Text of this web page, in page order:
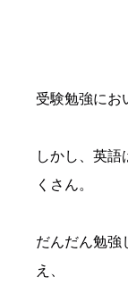
受験勉強にお
しかし、英語
くさん。
だんだん勉強
え、